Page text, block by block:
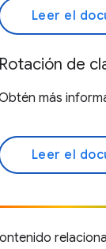
Leer el
Rotación de
más
Leer el